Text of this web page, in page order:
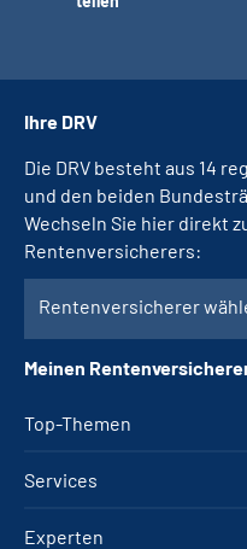
Top-Themen
Services
Experten
Ihre DRV
Die DRV besteht aus 14
und den beiden
Wechseln Sie hier direkt
Rentenversicherers:
Rentenversicherer
Meinen